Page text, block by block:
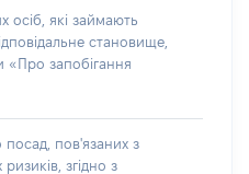
осіб, які займають
становище,
«Про запобігання
пов'язаних з
згідно з